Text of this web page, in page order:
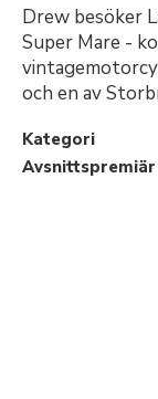
Drew besöker
Super Mare -
och en av
Kategori
Avsnittspremiär